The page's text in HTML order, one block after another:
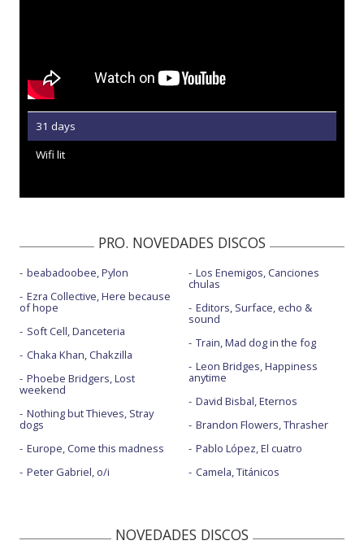
31 days
Wifi lit
PRO. NOVEDADES DISCOS
beabadoobee, Pylon
Ezra Collective, Here because
of hope
Soft Cell, Danceteria
Chaka Khan, Chakzilla
Phoebe Bridgers, Lost
weekend
Nothing but Thieves, Stray
dogs
Europe, Come this madness
Peter Gabriel, o/i
Los Enemigos, Canciones
chulas
Editors, Surface, echo &
sound
Train, Mad dog in the fog
Leon Bridges, Happiness
anytime
David Bisbal, Eternos
Brandon Flowers, Thrasher
Pablo López, El cuatro
Camela, Titánicos
NOVEDADES DISCOS